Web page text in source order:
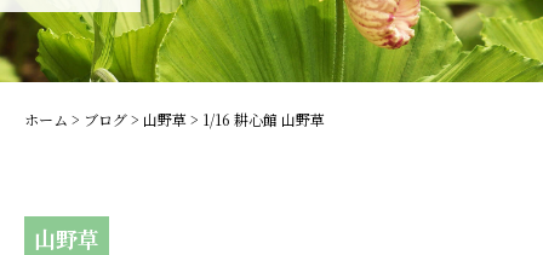
ホーム > ブログ> 山野草 > 1/16 耕心館 山野草
山野草